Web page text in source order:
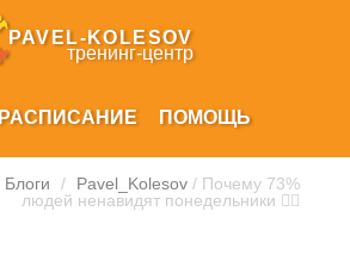
PAVEL‑KOLESOV
тренинг‑центр
РАСПИСАНИЕ ПОМОЩЬ
Блоги / Pavel_Kolesov / Почему 73%
людей ненавидят понедельники 😵‍💫